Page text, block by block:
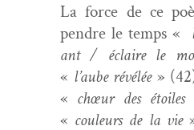
La force de ce
pendre le temps «
ant / éclaire le
« l’aube révélée»
« chœur des étoiles
« couleurs de la vie